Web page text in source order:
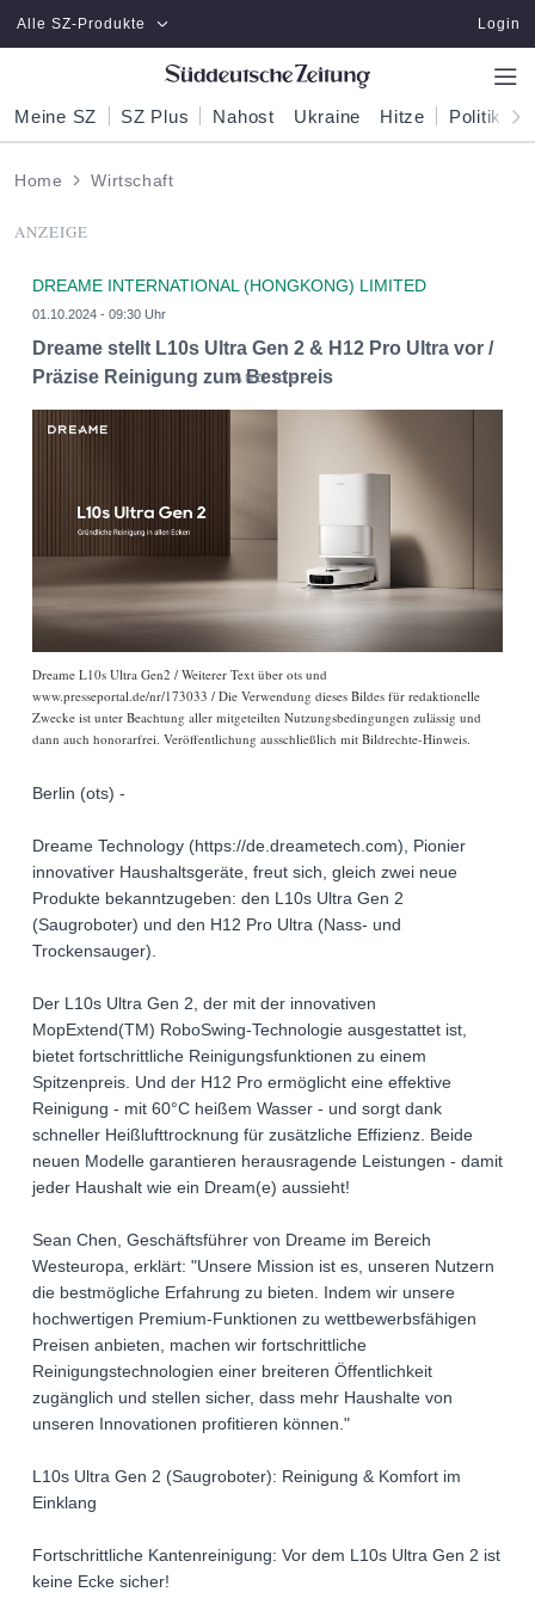
Zum Hauptinhalt springen
Alle SZ-Produkte Login
Meine SZ SZ Plus Nahost Ukraine Hitze Politik
Home Wirtschaft
ANZEIGE
DREAME INTERNATIONAL (HONGKONG) LIMITED
01.10.2024 - 09:30 Uhr
Dreame stellt L10s Ultra Gen 2 & H12 Pro Ultra vor /
Präzise Reinigung zum Bestpreis
Dreame L10s Ultra Gen2 / Weiterer Text über ots und
www.presseportal.de/nr/173033 / Die Verwendung dieses Bildes für redaktionelle
Zwecke ist unter Beachtung aller mitgeteilten Nutzungsbedingungen zulässig und
dann auch honorarfrei. Veröffentlichung ausschließlich mit Bildrechte-Hinweis.
Berlin (ots) -
Dreame Technology (https://de.dreametech.com), Pionier
innovativer Haushaltsgeräte, freut sich, gleich zwei neue
Produkte bekanntzugeben: den L10s Ultra Gen 2
(Saugroboter) und den H12 Pro Ultra (Nass- und
Trockensauger).
Der L10s Ultra Gen 2, der mit der innovativen
MopExtend(TM) RoboSwing-Technologie ausgestattet ist,
bietet fortschrittliche Reinigungsfunktionen zu einem
Spitzenpreis. Und der H12 Pro ermöglicht eine effektive
Reinigung - mit 60°C heißem Wasser - und sorgt dank
schneller Heißlufttrocknung für zusätzliche Effizienz. Beide
neuen Modelle garantieren herausragende Leistungen - damit
jeder Haushalt wie ein Dream(e) aussieht!
Sean Chen, Geschäftsführer von Dreame im Bereich
Westeuropa, erklärt: "Unsere Mission ist es, unseren Nutzern
die bestmögliche Erfahrung zu bieten. Indem wir unsere
hochwertigen Premium-Funktionen zu wettbewerbsfähigen
Preisen anbieten, machen wir fortschrittliche
Reinigungstechnologien einer breiteren Öffentlichkeit
zugänglich und stellen sicher, dass mehr Haushalte von
unseren Innovationen profitieren können."
L10s Ultra Gen 2 (Saugroboter): Reinigung & Komfort im
Einklang
Fortschrittliche Kantenreinigung: Vor dem L10s Ultra Gen 2 ist
keine Ecke sicher!